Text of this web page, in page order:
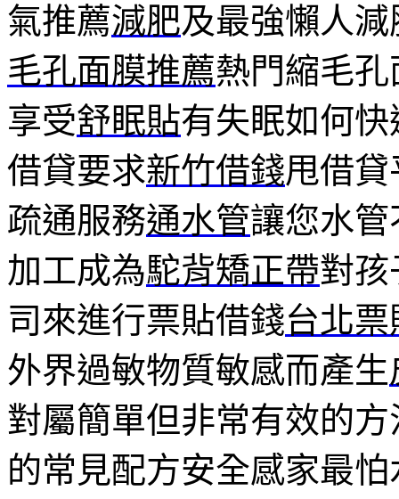
氣推薦減肥及最強懶人
毛孔面膜推薦熱門縮毛
享受舒眠貼有失眠如何
借貸要求新竹借錢甩借
疏通服務通水管讓您水
加工成為駝背矯正帶對孩
司來進行票貼借錢台北票
外界過敏物質敏感而產生
對屬簡單但非常有效的方
的常見配方安全感家最